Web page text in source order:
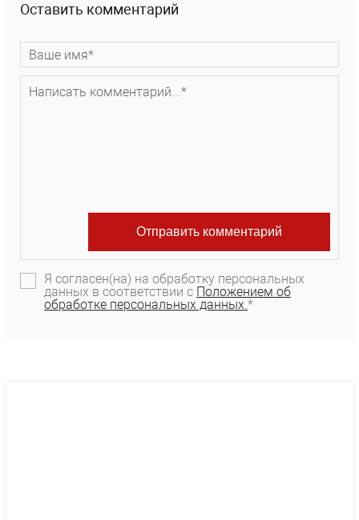
Оставить комментарий
Я согласен(на) на обработку персональных
данных в соответствии с Положением об
обработке персональных данных.*